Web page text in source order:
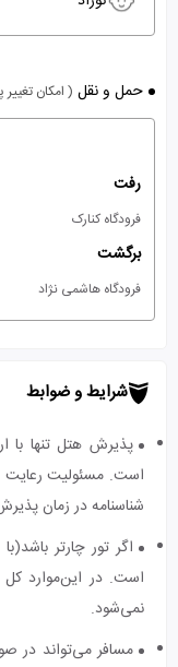
حمل و نقل ( امکان
رفت
فرودگاه کنارک
برگشت
فرودگاه هاشمی نژاد
شرایط و ضوابط
پذیرش هتل تنها با
است. مسئولیت رعایت
شناسنامه در زمان
اگر تور چارتر
است. در این‌موارد کل
نمی‌شود.
مسافر می‌تواند در